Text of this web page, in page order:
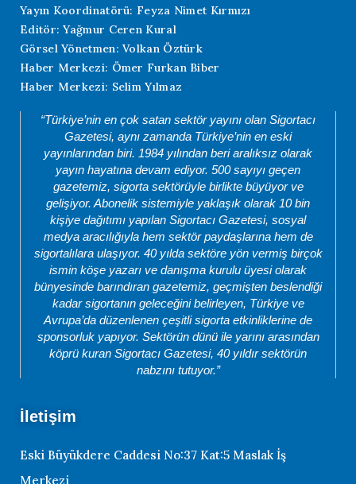
Yayın Koordinatörü: Feyza Nimet Kırmızı
Editör: Yağmur Ceren Kural
Görsel Yönetmen: Volkan Öztürk
Haber Merkezi: Ömer Furkan Biber
Haber Merkezi: Selim Yılmaz
“Türkiye’nin en çok satan sektör yayını olan Sigortacı
Gazetesi, aynı zamanda Türkiye’nin en eski
yayınlarından biri. 1984 yılından beri aralıksız olarak
yayın hayatına devam ediyor. 500 sayıyı geçen
gazetemiz, sigorta sektörüyle birlikte büyüyor ve
gelişiyor. Abonelik sistemiyle yaklaşık olarak 10 bin
kişiye dağıtımı yapılan Sigortacı Gazetesi, sosyal
medya aracılığıyla hem sektör paydaşlarına hem de
sigortalılara ulaşıyor. 40 yılda sektöre yön vermiş birçok
ismin köşe yazarı ve danışma kurulu üyesi olarak
bünyesinde barındıran gazetemiz, geçmişten beslendiği
kadar sigortanın geleceğini belirleyen, Türkiye ve
Avrupa’da düzenlenen çeşitli sigorta etkinliklerine de
sponsorluk yapıyor. Sektörün dünü ile yarını arasından
köprü kuran Sigortacı Gazetesi, 40 yıldır sektörün
nabzını tutuyor.”
İletişim
Eski Büyükdere Caddesi No:37 Kat:5 Maslak İş
Merkezi